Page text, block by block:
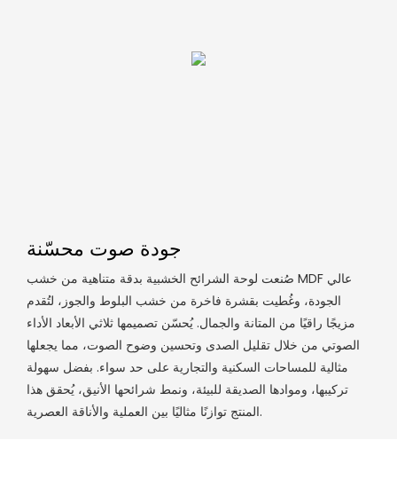
جودة صوت محسّنة
صُنعت لوحة الشرائح الخشبية بدقة متناهية من خشب MDF عالي
الجودة، وغُطيت بقشرة فاخرة من خشب البلوط والجوز، لتُقدم
مزيجًا راقيًا من المتانة والجمال. يُحسّن تصميمها ثلاثي الأبعاد الأداء
الصوتي من خلال تقليل الصدى وتحسين وضوح الصوت، مما يجعلها
مثالية للمساحات السكنية والتجارية على حد سواء. بفضل سهولة
تركيبها، وموادها الصديقة للبيئة، ونمط شرائحها الأنيق، يُحقق هذا
المنتج توازنًا مثاليًا بين العملية والأناقة العصرية.